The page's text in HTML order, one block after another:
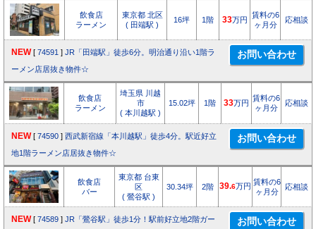
飲食店
ラーメン
東京都 北区
( 田端駅 )
16坪 1階 33万円
賃料の6
ヶ月分
応相談
NEW [ 74591 ] JR「田端駅」徒歩6分。明治通り沿い1階ラ
ーメン店居抜き物件☆
飲食店
ラーメン
埼玉県 川越
市
( 本川越駅 )
15.02坪 1階 33万円
賃料の6
ヶ月分
応相談
NEW [ 74590 ] 西武新宿線「本川越駅」徒歩4分。駅近好立
地1階ラーメン店居抜き物件☆
飲食店
バー
東京都 台東
区
( 鶯谷駅 )
30.34坪 2階 39.6万円 賃料の6
ヶ月分
応相談
NEW [ 74589 ] JR「鶯谷駅」徒歩1分！駅前好立地2階ガー